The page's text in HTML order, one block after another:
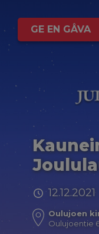
GE EN GÅVA
Oulujoen
Oulujoentie